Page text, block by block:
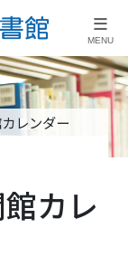
≡
MENU
レンダー
カレ